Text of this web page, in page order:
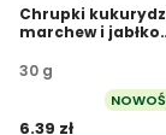
Chrupki
marchew i jabłko
30 g
6.39 zł